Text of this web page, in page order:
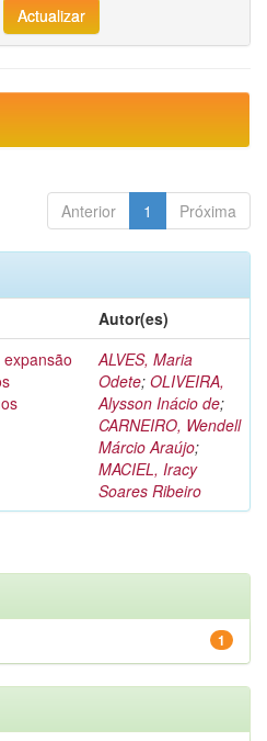
Anterior 1 Próxima
Autor(es)
ALVES, Maria
Odete; OLIVEIRA,
Alysson Inácio de;
CARNEIRO, Wendell
Márcio Araújo;
MACIEL, Iracy
Soares Ribeiro
1